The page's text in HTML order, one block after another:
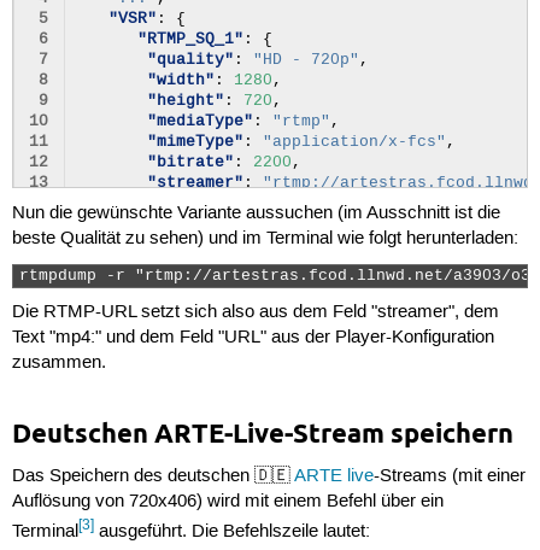
46
47
48
49
50
51
52
53
54
55
56
57
59
61
62
63
67
69
70
71
72
<video
id=
<name>Festival:
<firstThumbnailUrl>
</firstThumbnailUrl>
<dateExpiration> Wed, 31 Oct 2012 00:46:33
<dateVideo>Fri, 25 Mar 2011 10:43:21 +0100</
<rating>5.0</rating>
−
<video id="3061260">
<name>
</url>
<firstThumbnailUrl>
</firstThumbnailUrl>
<dateExpiration>Wed, 31 Oct 2012
5
6
7
8
9
10
11
12
13
16
17
18
19
20
21
22
"VSR" :
{
"RTMP_SQ_1" :
{
"quality" : "HD - 720p" ,
"width" : 1280 ,
"height" : 720 ,
"mediaType" : "rtmp" ,
"mimeType" : "application/x-fcs" ,
"bitrate" : 2200 ,
"streamer": "rtmp://
"url"
:
"geo/videothek/EUR_DE_FR/tvguide/
"RMP4"
"versionProg": "1",
"versionCode": "VA-STA",
"versionLibelle": "Dt. Version"
},
"... weitere Varianten ..."
}
}
Nun die gewünschte Variante aussuchen (im Ausschnitt ist die
beste Qualität zu sehen) und im Terminal wie folgt herunterladen:
rtmpdump -r "rtmp://artestras.fcod.llnwd.net/a3903/o35/
Die RTMP-URL setzt sich also aus dem Feld "streamer", dem
Text "mp4:" und dem Feld "URL" aus der Player-Konfiguration
zusammen.
Deutschen ARTE-Live-Stream speichern
Das Speichern des deutschen 🇩🇪ARTE live-Streams (mit einer
Auflösung von 720x406) wird mit einem Befehl über ein
Terminal[3]ausgeführt. Die Befehlszeile lautet: